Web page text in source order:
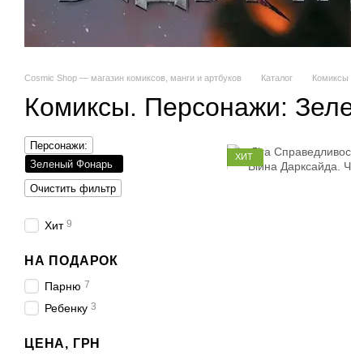
Cosmic Shop — магазин комиксов, манги и артбуков Каталог Комиксы
Комиксы. Персонажи:
ХИТ
Персонажи:
Зеленый Фонарь
Очистить фильтр
Хит 9
НА ПОДАРОК
Парню 7
Ребенку 3
ЦЕНА, ГРН